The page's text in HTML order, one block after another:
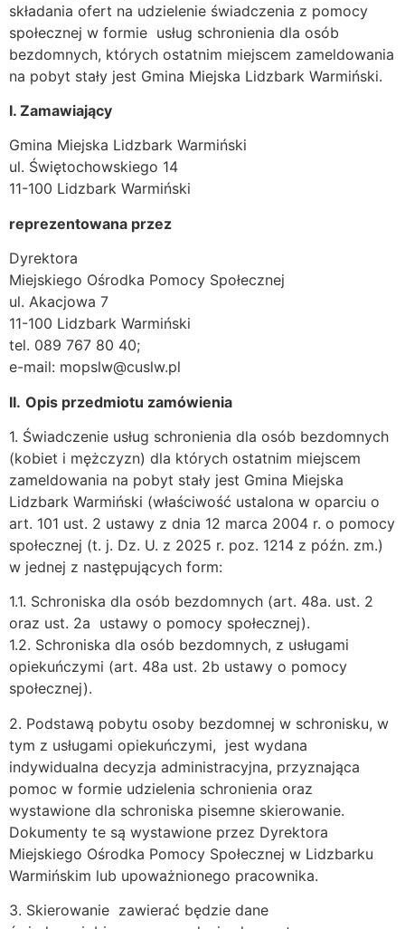
składania ofert na udzielenie świadczenia z pomocy
społecznej w formie usług schronienia dla osób
bezdomnych, których ostatnim miejscem zameldowania
na pobyt stały jest Gmina Miejska Lidzbark Warmiński.
I. Zamawiający
Gmina Miejska Lidzbark Warmiński
ul. Świętochowskiego 14
11-100 Lidzbark Warmiński
reprezentowana przez
Dyrektora
Miejskiego Ośrodka Pomocy Społecznej
ul. Akacjowa 7
11-100 Lidzbark Warmiński
tel. 089 767 80 40;
e-mail: mopslw@cuslw.pl
II. Opis przedmiotu zamówienia
1. Świadczenie usług schronienia dla osób bezdomnych
(kobiet i mężczyzn) dla których ostatnim miejscem
zameldowania na pobyt stały jest Gmina Miejska
Lidzbark Warmiński (właściwość ustalona w oparciu o
art. 101 ust. 2 ustawy z dnia 12 marca 2004 r. o pomocy
społecznej (t. j. Dz. U. z 2025 r. poz. 1214 z późn. zm.)
w jednej z następujących form:
1.1. Schroniska dla osób bezdomnych (art. 48a. ust. 2
oraz ust. 2a ustawy o pomocy społecznej).
1.2. Schroniska dla osób bezdomnych, z usługami
opiekuńczymi (art. 48a ust. 2b ustawy o pomocy
społecznej).
2. Podstawą pobytu osoby bezdomnej w schronisku, w
tym z usługami opiekuńczymi, jest wydana
indywidualna decyzja administracyjna, przyznająca
pomoc w formie udzielenia schronienia oraz
wystawione dla schroniska pisemne skierowanie.
Dokumenty te są wystawione przez Dyrektora
Miejskiego Ośrodka Pomocy Społecznej w Lidzbarku
Warmińskim lub upoważnionego pracownika.
3. Skierowanie zawierać będzie dane